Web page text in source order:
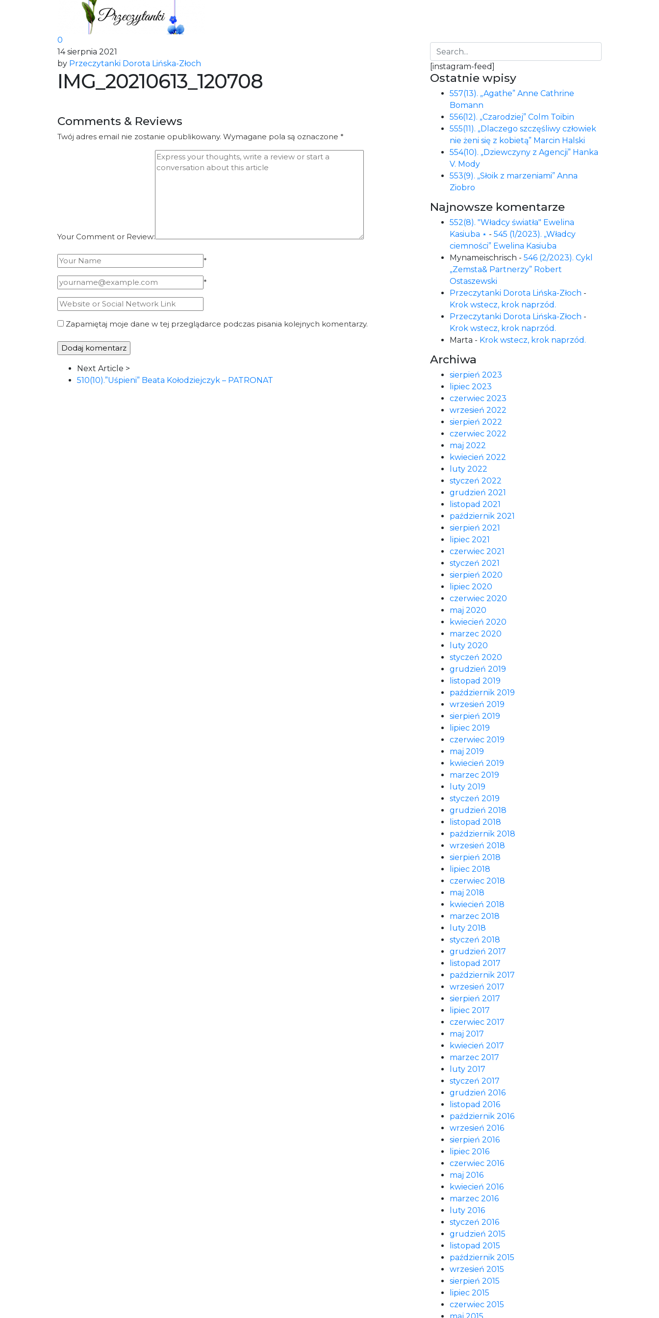
0
14 sierpnia 2021
by Przeczytanki Dorota Lińska-Złoch
IMG_20210613_120708
Comments & Reviews
Twój adres email nie zostanie opublikowany. Wymagane pola są oznaczone *
Your Comment or Review:
*
*
Zapamiętaj moje dane w tej przeglądarce podczas pisania kolejnych komentarzy.
Article
Navigation
Next Article >
510(10).”Uśpieni” Beata Kołodziejczyk – PATRONAT
[instagram-feed]
Ostatnie wpisy
557(13). „Agathe” Anne Cathrine
Bomann
556(12). „Czarodziej” Colm Toibin
555(11). „Dlaczego szczęśliwy człowiek
nie żeni się z kobietą” Marcin Halski
554(10). „Dziewczyny z Agencji” Hanka
V. Mody
553(9). „Słoik z marzeniami” Anna
Ziobro
Najnowsze komentarze
552(8). "Władcy światła" Ewelina
Kasiuba ⋆ - 545 (1/2023). „Władcy
ciemności” Ewelina Kasiuba
Mynameischrisch - 546 (2/2023). Cykl
„Zemsta& Partnerzy” Robert
Ostaszewski
Przeczytanki Dorota Lińska-Złoch -
Krok wstecz, krok naprzód.
Przeczytanki Dorota Lińska-Złoch -
Krok wstecz, krok naprzód.
Marta - Krok wstecz, krok naprzód.
Archiwa
sierpień 2023
lipiec 2023
czerwiec 2023
wrzesień 2022
sierpień 2022
czerwiec 2022
maj 2022
kwiecień 2022
luty 2022
styczeń 2022
grudzień 2021
listopad 2021
październik 2021
sierpień 2021
lipiec 2021
czerwiec 2021
styczeń 2021
sierpień 2020
lipiec 2020
czerwiec 2020
maj 2020
kwiecień 2020
marzec 2020
luty 2020
styczeń 2020
grudzień 2019
listopad 2019
październik 2019
wrzesień 2019
sierpień 2019
lipiec 2019
czerwiec 2019
maj 2019
kwiecień 2019
marzec 2019
luty 2019
styczeń 2019
grudzień 2018
listopad 2018
październik 2018
wrzesień 2018
sierpień 2018
lipiec 2018
czerwiec 2018
maj 2018
kwiecień 2018
marzec 2018
luty 2018
styczeń 2018
grudzień 2017
listopad 2017
październik 2017
wrzesień 2017
sierpień 2017
lipiec 2017
czerwiec 2017
maj 2017
kwiecień 2017
marzec 2017
luty 2017
styczeń 2017
grudzień 2016
listopad 2016
październik 2016
wrzesień 2016
sierpień 2016
lipiec 2016
czerwiec 2016
maj 2016
kwiecień 2016
marzec 2016
luty 2016
styczeń 2016
grudzień 2015
listopad 2015
październik 2015
wrzesień 2015
sierpień 2015
lipiec 2015
czerwiec 2015